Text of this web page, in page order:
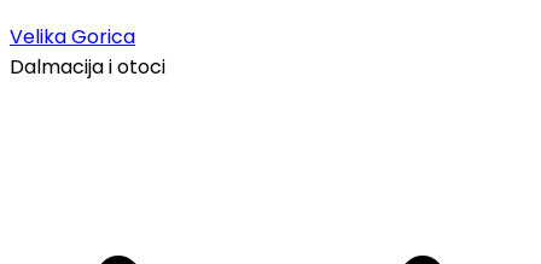
Velika Gorica
Dalmacija i otoci